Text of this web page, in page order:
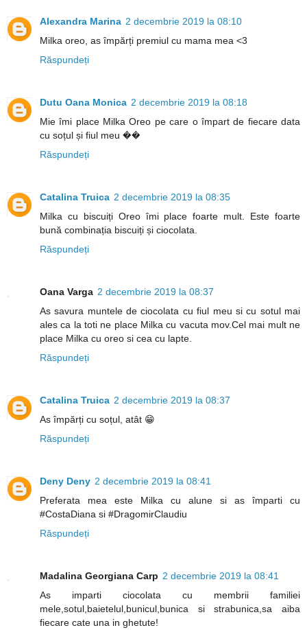
Alexandra Marina 2 decembrie 2019 la 08:10
Milka oreo, as împărți premiul cu mama mea <3
Răspundeți
Dutu Oana Monica 2 decembrie 2019 la 08:18
Mie îmi place Milka Oreo pe care o împart de fiecare data
cu soțul și fiul meu ��
Răspundeți
Catalina Truica 2 decembrie 2019 la 08:35
Milka cu biscuiți Oreo îmi place foarte mult. Este foarte
bună combinația biscuiți și ciocolata.
Răspundeți
Oana Varga 2 decembrie 2019 la 08:37
As savura muntele de ciocolata cu fiul meu si cu sotul mai
ales ca la toti ne place Milka cu vacuta mov.Cel mai mult ne
place Milka cu oreo si cea cu lapte.
Răspundeți
Catalina Truica 2 decembrie 2019 la 08:37
As împărți cu soțul, atât 😁
Răspundeți
Deny Deny 2 decembrie 2019 la 08:41
Preferata mea este Milka cu alune si as împarti cu
#CostaDiana si #DragomirClaudiu
Răspundeți
Madalina Georgiana Carp 2 decembrie 2019 la 08:41
As imparti ciocolata cu membrii familiei
mele,sotul,baietelul,bunicul,bunica si strabunica,sa aiba
fiecare cate una in ghetute!